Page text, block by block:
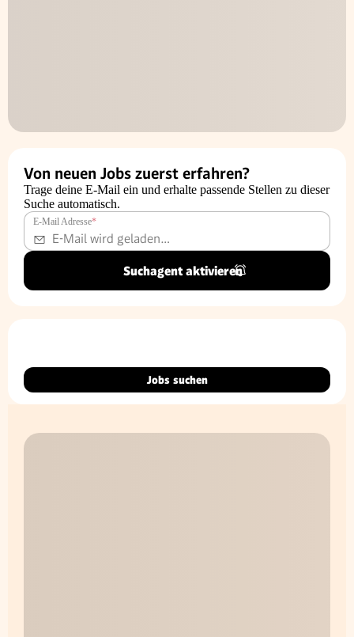
Von neuen Jobs zuerst erfahren?
Trage deine E-Mail ein und erhalte passende Stellen zu dieser
Suche automatisch.
E-Mail Adresse*
Suchagent aktivieren
Jobs suchen